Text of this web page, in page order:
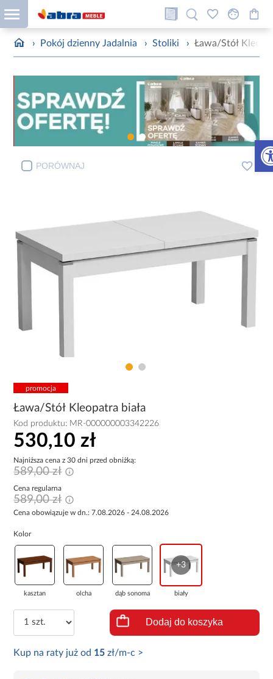
› Pokój dzienny Jadalnia › Stoliki › Ława/Stół
PORÓWNAJ
promocja
Ława/Stół Kleopatra biała
Kod produktu: MR-000000003342226
530,10 zł
Najniższa cena z 30 dni przed obniżką:
589,00 zł
Cena regularna
589,00 zł
Cena obowiązuje w dn.: 7.08.2026 - 24.08.2026
Kolor
kasztan olcha dąb sonoma
+3
biały
Dodaj do koszyka
Kup na raty już od 15 zł/m-c >